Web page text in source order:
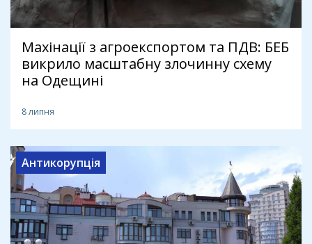
Махінації з агроекспортом та ПДВ: БЕБ
викрило масштабну злочинну схему
на Одещині
8 липня
Антикорупція